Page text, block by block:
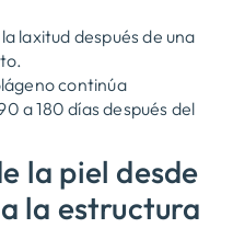
laxitud después de una
continúa
a 180 días después del
la piel desde
la estructura